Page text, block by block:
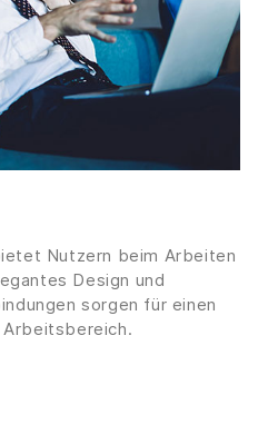
Nutzern beim Arbeiten
Design und
sorgen für einen
Arbeitsbereich.